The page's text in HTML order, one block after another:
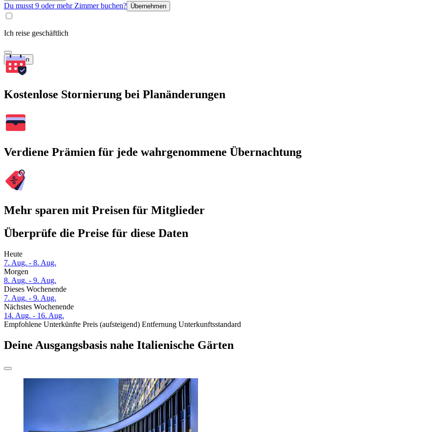
Du musst 9 oder mehr Zimmer buchen? Übernehmen
Ich reise geschäftlich
Suchen
Kostenlose Stornierung bei Planänderungen
Verdiene Prämien für jede wahrgenommene Übernachtung
Mehr sparen mit Preisen für Mitglieder
Überprüfe die Preise für diese Daten
Heute
7. Aug. - 8. Aug.
Morgen
8. Aug. - 9. Aug.
Dieses Wochenende
7. Aug. - 9. Aug.
Nächstes Wochenende
14. Aug. - 16. Aug.
Empfohlene Unterkünfte Preis (aufsteigend) Entfernung Unterkunftsstandard
Deine Ausgangsbasis nahe Italienische Gärten